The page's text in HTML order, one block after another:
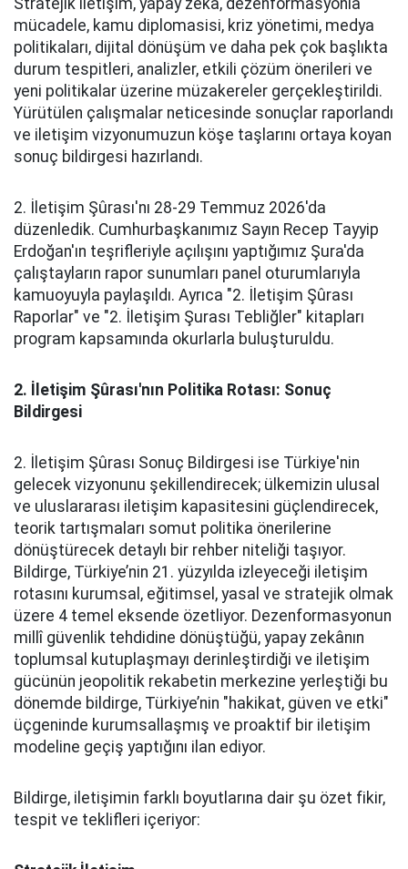
mücadele, kamu diplomasisi, kriz yönetimi, medya
politikaları, dijital dönüşüm ve daha pek çok başlıkta
durum tespitleri, analizler, etkili çözüm önerileri ve
yeni politikalar üzerine müzakereler gerçekleştirildi.
Yürütülen çalışmalar neticesinde sonuçlar raporlandı
ve iletişim vizyonumuzun köşe taşlarını ortaya koyan
sonuç bildirgesi hazırlandı.
2. İletişim Şûrası'nı 28-29 Temmuz 2026'da
düzenledik. Cumhurbaşkanımız Sayın Recep Tayyip
Erdoğan'ın teşrifleriyle açılışını yaptığımız Şura'da
çalıştayların rapor sunumları panel oturumlarıyla
kamuoyuyla paylaşıldı. Ayrıca "2. İletişim Şûrası
Raporlar" ve "2. İletişim Şurası Tebliğler" kitapları
program kapsamında okurlarla buluşturuldu.
2. İletişim Şûrası'nın Politika Rotası: Sonuç
Bildirgesi
2. İletişim Şûrası Sonuç Bildirgesi ise Türkiye'nin
gelecek vizyonunu şekillendirecek; ülkemizin ulusal
ve uluslararası iletişim kapasitesini güçlendirecek,
teorik tartışmaları somut politika önerilerine
dönüştürecek detaylı bir rehber niteliği taşıyor.
Bildirge, Türkiye’nin 21. yüzyılda izleyeceği iletişim
rotasını kurumsal, eğitimsel, yasal ve stratejik olmak
üzere 4 temel eksende özetliyor. Dezenformasyonun
millî güvenlik tehdidine dönüştüğü, yapay zekânın
toplumsal kutuplaşmayı derinleştirdiği ve iletişim
gücünün jeopolitik rekabetin merkezine yerleştiği bu
dönemde bildirge, Türkiye’nin "hakikat, güven ve etki"
üçgeninde kurumsallaşmış ve proaktif bir iletişim
modeline geçiş yaptığını ilan ediyor.
Bildirge, iletişimin farklı boyutlarına dair şu özet fikir,
tespit ve teklifleri içeriyor: